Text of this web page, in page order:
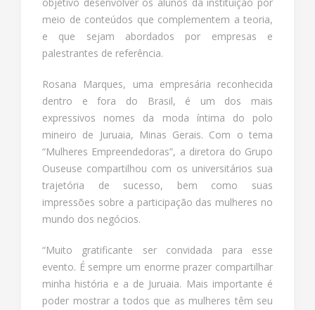
meio de conteúdos que complementem a teoria,
e que sejam abordados por empresas e
palestrantes de referência.
Rosana Marques, uma empresária reconhecida
dentro e fora do Brasil, é um dos mais
expressivos nomes da moda íntima do polo
mineiro de Juruaia, Minas Gerais. Com o tema
“Mulheres Empreendedoras”, a diretora do Grupo
Ouseuse compartilhou com os universitários sua
trajetória de sucesso, bem como suas
impressões sobre a participação das mulheres no
mundo dos negócios.
“Muito gratificante ser convidada para esse
evento. É sempre um enorme prazer compartilhar
minha história e a de Juruaia. Mais importante é
poder mostrar a todos que as mulheres têm seu